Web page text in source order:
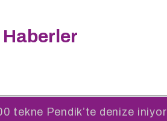
Haberler
tekne Pendik’te denize iniyor